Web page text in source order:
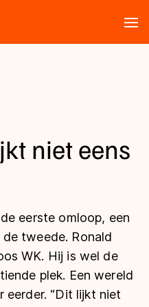
niet eens
eerste omloop, een
tweede. Ronald
WK. Hij is wel de
plek. Een wereld
eerder. “Dit lijkt niet